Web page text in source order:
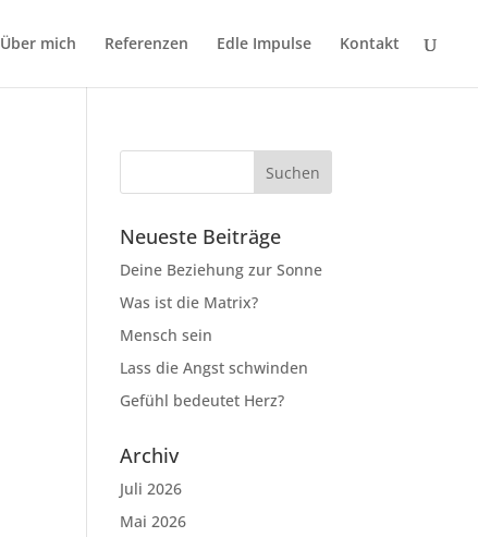
Über mich Referenzen Edle Impulse Kontakt
Neueste Beiträge
Deine Beziehung zur Sonne
Was ist die Matrix?
Mensch sein
Lass die Angst schwinden
Gefühl bedeutet Herz?
Archiv
Juli 2026
Mai 2026